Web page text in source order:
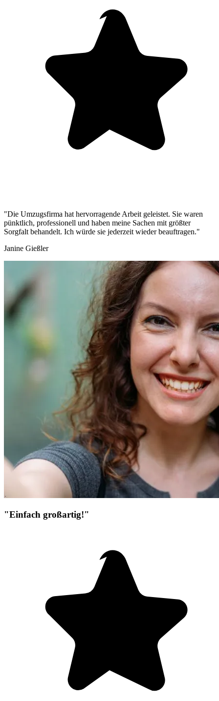
"Die Umzugsfirma hat hervorragende Arbeit geleistet. Sie waren
pünktlich, professionell und haben meine Sachen mit größter
Sorgfalt behandelt. Ich würde sie jederzeit wieder beauftragen."
Janine Gießler
"Einfach großartig!"